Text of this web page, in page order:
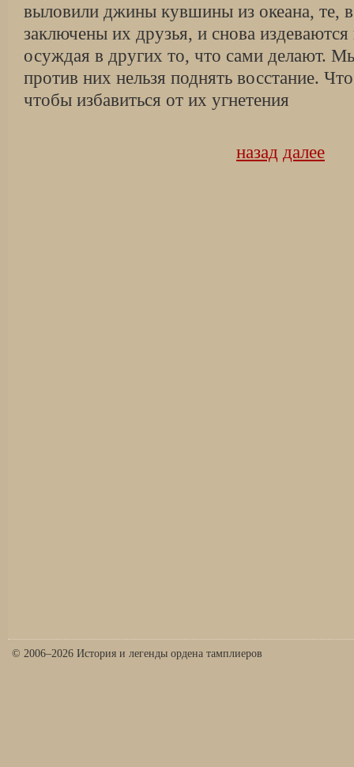
выловили джины кувшины из океана, те,
заключены их друзья, и снова
осуждая в других то, что сами делают.
против них нельзя поднять восстание.
чтобы избавиться от их угнетения
назад далее
© 2006–2026 История и легенды ордена тамплиеров